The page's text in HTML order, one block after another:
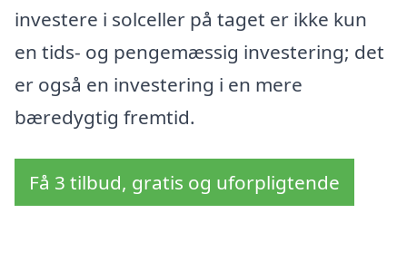
investere i solceller på taget er ikke kun
en tids- og pengemæssig investering; det
er også en investering i en mere
bæredygtig fremtid.
Få 3 tilbud, gratis og uforpligtende